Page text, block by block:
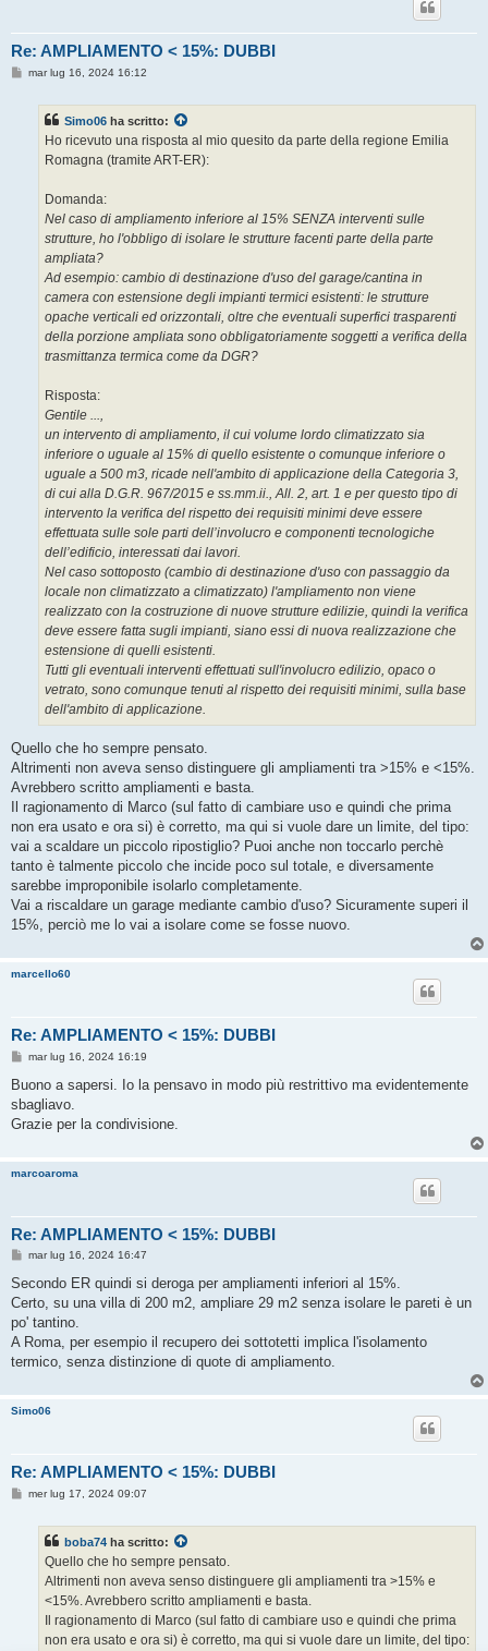
Re: AMPLIAMENTO < 15%: DUBBI
Mmar lug 16, 2024 16:12
Simo06 ha scritto:
Ho ricevuto una risposta al mio quesito da parte della regione Emilia
Romagna (tramite ART-ER):
Domanda:
Nel caso di ampliamento inferiore al 15% SENZA interventi sulle
strutture, ho l'obbligo di isolare le strutture facenti parte della parte
ampliata?
Ad esempio: cambio di destinazione d'uso del garage/cantina in
camera con estensione degli impianti termici esistenti: le strutture
opache verticali ed orizzontali, oltre che eventuali superfici trasparenti
della porzione ampliata sono obbligatoriamente soggetti a verifica della
trasmittanza termica come da DGR?
Risposta:
Gentile ...,
un intervento di ampliamento, il cui volume lordo climatizzato sia
inferiore o uguale al 15% di quello esistente o comunque inferiore o
uguale a 500 m3, ricade nell'ambito di applicazione della Categoria 3,
di cui alla D.G.R. 967/2015 e ss.mm.ii., All. 2, art. 1 e per questo tipo di
intervento la verifica del rispetto dei requisiti minimi deve essere
effettuata sulle sole parti dell’involucro e componenti tecnologiche
dell’edificio, interessati dai lavori.
Nel caso sottoposto (cambio di destinazione d'uso con passaggio da
locale non climatizzato a climatizzato) l'ampliamento non viene
realizzato con la costruzione di nuove strutture edilizie, quindi la verifica
deve essere fatta sugli impianti, siano essi di nuova realizzazione che
estensione di quelli esistenti.
Tutti gli eventuali interventi effettuati sull'involucro edilizio, opaco o
vetrato, sono comunque tenuti al rispetto dei requisiti minimi, sulla base
dell'ambito di applicazione.
Quello che ho sempre pensato.
Altrimenti non aveva senso distinguere gli ampliamenti tra >15% e <15%.
Avrebbero scritto ampliamenti e basta.
Il ragionamento di Marco (sul fatto di cambiare uso e quindi che prima
non era usato e ora si) è corretto, ma qui si vuole dare un limite, del tipo:
vai a scaldare un piccolo ripostiglio? Puoi anche non toccarlo perchè
tanto è talmente piccolo che incide poco sul totale, e diversamente
sarebbe improponibile isolarlo completamente.
Vai a riscaldare un garage mediante cambio d'uso? Sicuramente superi il
15%, perciò me lo vai a isolare come se fosse nuovo.
marcello60
Re: AMPLIAMENTO < 15%: DUBBI
M
s
a
g
o
mar lug 16, 2024 16:19
Buono a sapersi. Io la pensavo in modo più restrittivo ma evidentemente
sbagliavo.
Grazie per la condivisione.
marcoaroma
Re: AMPLIAMENTO < 15%: DUBBI
M
s
a
g
i
o
mar lug 16, 2024 16:47
Secondo ER quindi si deroga per ampliamenti inferiori al 15%.
Certo, su una villa di 200 m2, ampliare 29 m2 senza isolare le pareti è un
po' tantino.
A Roma, per esempio il recupero dei sottotetti implica l'isolamento
termico, senza distinzione di quote di ampliamento.
Simo06
Re: AMPLIAMENTO < 15%: DUBBI
Mmer lug 17, 2024 09:07
boba74 ha scritto:
Quello che ho sempre pensato.
Altrimenti non aveva senso distinguere gli ampliamenti tra >15% e
<15%. Avrebbero scritto ampliamenti e basta.
Il ragionamento di Marco (sul fatto di cambiare uso e quindi che prima
non era usato e ora si) è corretto, ma qui si vuole dare un limite, del tipo: